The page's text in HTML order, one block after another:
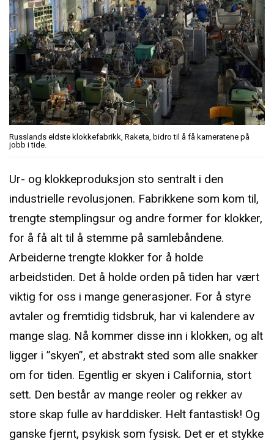
Russlands eldste klokkefabrikk, Raketa, bidro til å få kameratene på
jobb i tide.
Ur- og klokkeproduksjon sto sentralt i den
industrielle revolusjonen. Fabrikkene som kom til,
trengte stemplingsur og andre former for klokker,
for å få alt til å stemme på samlebåndene.
Arbeiderne trengte klokker for å holde
arbeidstiden. Det å holde orden på tiden har vært
viktig for oss i mange generasjoner. For å styre
avtaler og fremtidig tidsbruk, har vi kalendere av
mange slag. Nå kommer disse inn i klokken, og alt
ligger i ”skyen”, et abstrakt sted som alle snakker
om for tiden. Egentlig er skyen i California, stort
sett. Den består av mange reoler og rekker av
store skap fulle av harddisker. Helt fantastisk! Og
ganske fjernt, psykisk som fysisk. Det er et stykke